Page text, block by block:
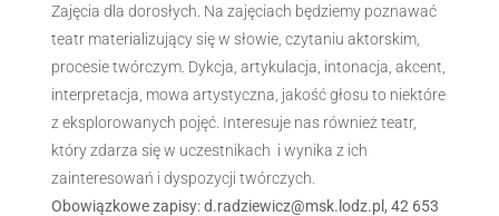
Zajęcia dla dorosłych. Na zajęciach będziemy poznawać
teatr materializujący się w słowie, czytaniu aktorskim,
procesie twórczym. Dykcja, artykulacja, intonacja, akcent,
interpretacja, mowa artystyczna, jakość głosu to niektóre
z eksplorowanych pojęć. Interesuje nas również teatr,
który zdarza się w uczestnikach i wynika z ich
zainteresowań i dyspozycji twórczych.
Obowiązkowe zapisy: d.radziewicz@msk.lodz.pl, 42 653